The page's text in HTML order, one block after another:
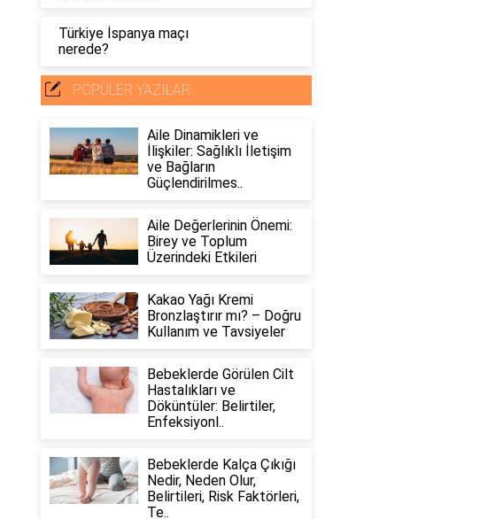
Türkiye İspanya maçı
nerede?
POPÜLER YAZILAR
Aile Dinamikleri ve
İlişkiler: Sağlıklı İletişim
ve Bağların
Güçlendirilmes..
Aile Değerlerinin Önemi:
Birey ve Toplum
Üzerindeki Etkileri
Kakao Yağı Kremi
Bronzlaştırır mı? – Doğru
Kullanım ve Tavsiyeler
Bebeklerde Görülen Cilt
Hastalıkları ve
Döküntüler: Belirtiler,
Enfeksiyonl..
Bebeklerde Kalça Çıkığı
Nedir, Neden Olur,
Belirtileri, Risk Faktörleri,
Te..